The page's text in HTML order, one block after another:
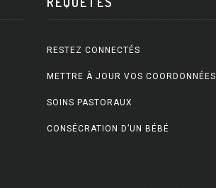
RESTEZ CONNECTÉS
METTRE À JOUR VOS COORDONNÉES
SOINS PASTORAUX
CONSÉCRATION D’UN BÉBÉ